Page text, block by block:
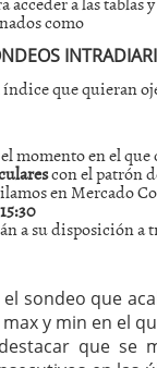
como
que quieran
momento en el
con el patrón
en Mercado
a su disposición a
el sondeo que
max y min en el
que se